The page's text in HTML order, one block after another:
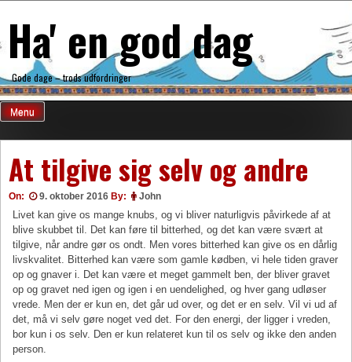
content
Ha' en god dag
Gode dage – trods udfordringer
Menu
At tilgive sig selv og andre
On: 9. oktober 2016 By: John
Livet kan give os mange knubs, og vi bliver naturligvis påvirkede af at
blive skubbet til. Det kan føre til bitterhed, og det kan være svært at
tilgive, når andre gør os ondt. Men vores bitterhed kan give os en dårlig
livskvali­tet. Bitterhed kan være som gamle kødben, vi hele tiden graver
op og gnaver i. Det kan være et meget gammelt ben, der bliver gravet
op og gravet ned igen og igen i en uendelighed, og hver gang udløser
vrede. Men der er kun en, det går ud over, og det er en selv. Vil vi ud af
det, må vi selv gøre no­get ved det. For den energi, der ligger i vreden,
bor kun i os selv. Den er kun relate­ret kun til os selv og ikke den anden
person.